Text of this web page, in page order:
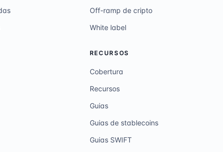
Off-ramp de cripto
White label
RECURSOS
Cobertura
Recursos
Guias
Guias de stablecoins
Guias SWIFT